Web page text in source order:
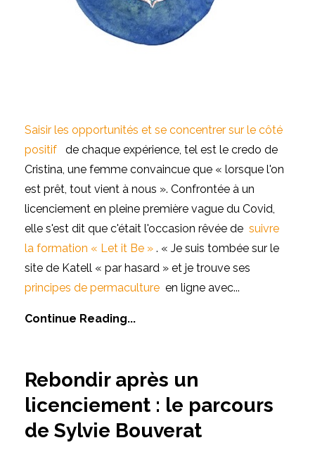
Saisir les opportunités et se concentrer sur le côté
positif
de chaque expérience, tel est le credo de
Cristina, une femme convaincue que « lorsque l'on
est prêt, tout vient à nous ». Confrontée à un
licenciement en pleine première vague du Covid,
elle s'est dit que c'était l'occasion rêvée de suivre
la formation « Let it Be » . « Je suis tombée sur le
site de Katell « par hasard » et je trouve ses
principes de permaculture en ligne avec...
Continue Reading...
Rebondir après un
licenciement : le parcours
de Sylvie Bouverat